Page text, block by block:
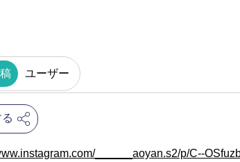
ユーザー
______aoyan.s2/p/C--